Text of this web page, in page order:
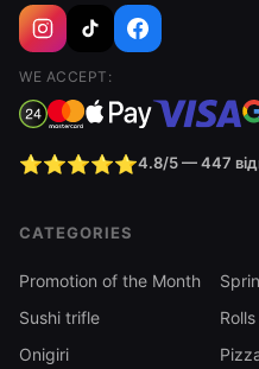
WE ACCEPT:
⭐⭐⭐⭐⭐4.8/5 — 447
CATEGORIES
Promotion of the Month
Sushi trifle
Rolls
Onigiri